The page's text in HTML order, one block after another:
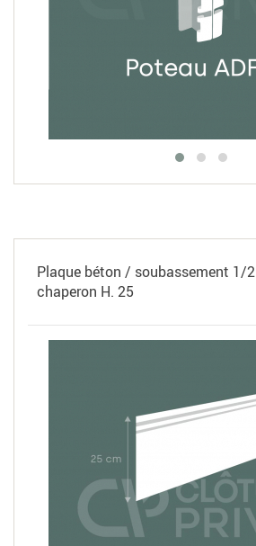
Plaque béton / soubassement 1/2
chaperon H. 25